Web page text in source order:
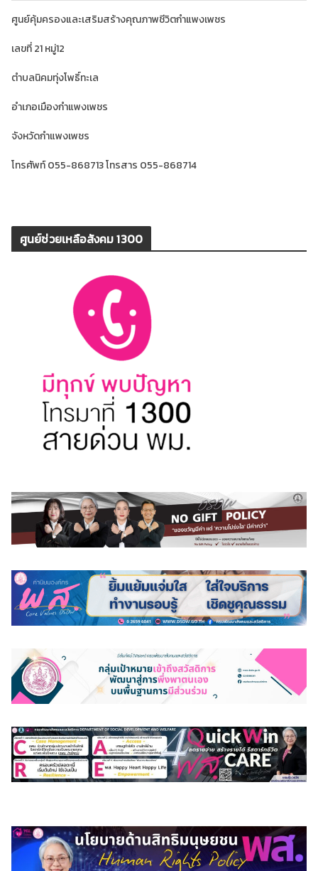
ศูนย์คุ้มครองและเสริมสร้างคุณภาพชีวิตกำแพงเพชร
เลขที่ 21 หมู่12
ตำบลนิคมทุ่งโพธิ์ทะเล
อำเภอเมืองกำแพงเพชร
จังหวัดกำแพงเพชร
โทรศัพท์ 055-868713 โทรสาร 055-868714
ศูนย์ช่วยเหลือสังคม 1300